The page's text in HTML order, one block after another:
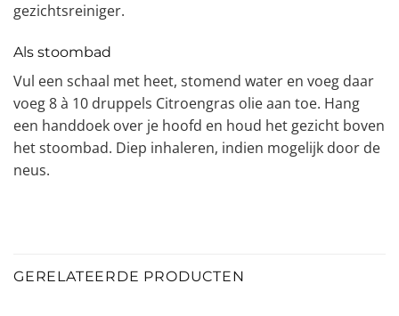
gezichtsreiniger.
Als stoombad
Vul een schaal met heet, stomend water en voeg daar
voeg 8 à 10 druppels Citroengras olie aan toe. Hang
een handdoek over je hoofd en houd het gezicht boven
het stoombad. Diep inhaleren, indien mogelijk door de
neus.
GERELATEERDE PRODUCTEN